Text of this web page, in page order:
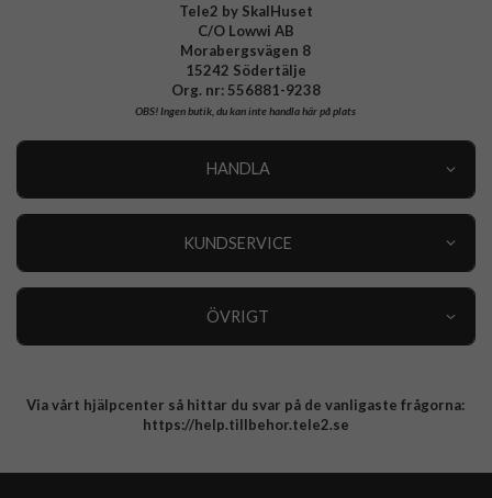
Tele2 by SkalHuset
C/O Lowwi AB
Morabergsvägen 8
15242 Södertälje
Org. nr: 556881-9238
OBS!Ingen butik, du kan inte handla här på plats
HANDLA
KUNDSERVICE
ÖVRIGT
Integritetspolicy
Via vårt hjälpcenter så hittar du svar på de vanligaste frågorna:
https://help.tillbehor.tele2.se